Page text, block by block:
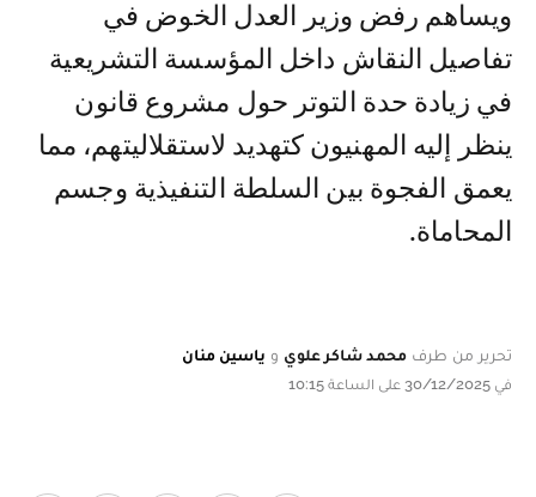
ويساهم رفض وزير العدل الخوض في
تفاصيل النقاش داخل المؤسسة التشريعية
في زيادة حدة التوتر حول مشروع قانون
ينظر إليه المهنيون كتهديد لاستقلاليتهم، مما
يعمق الفجوة بين السلطة التنفيذية وجسم
المحاماة.
تحرير من طرف محمد شاكر علوي و ياسين منان
في 30/12/2025 على الساعة 10:15